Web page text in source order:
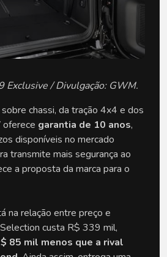
Exclusive / Divulgação: GWM.
chassi, da tração 4x4 e dos
oferece garantia de 10 anos,
disponíveis no mercado
transmite mais segurança ao
a proposta da marca para o
na relação entre preço e
custa R$ 339 mil,
85 mil menos que a rival